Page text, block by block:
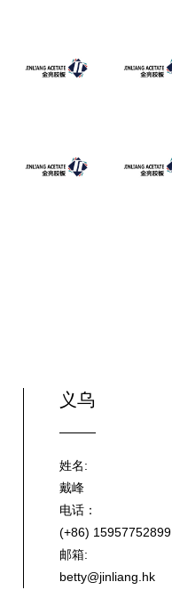
义乌
姓名:
戴峰
电话：
(+86) 15957752899
邮箱:
betty@jinliang.hk